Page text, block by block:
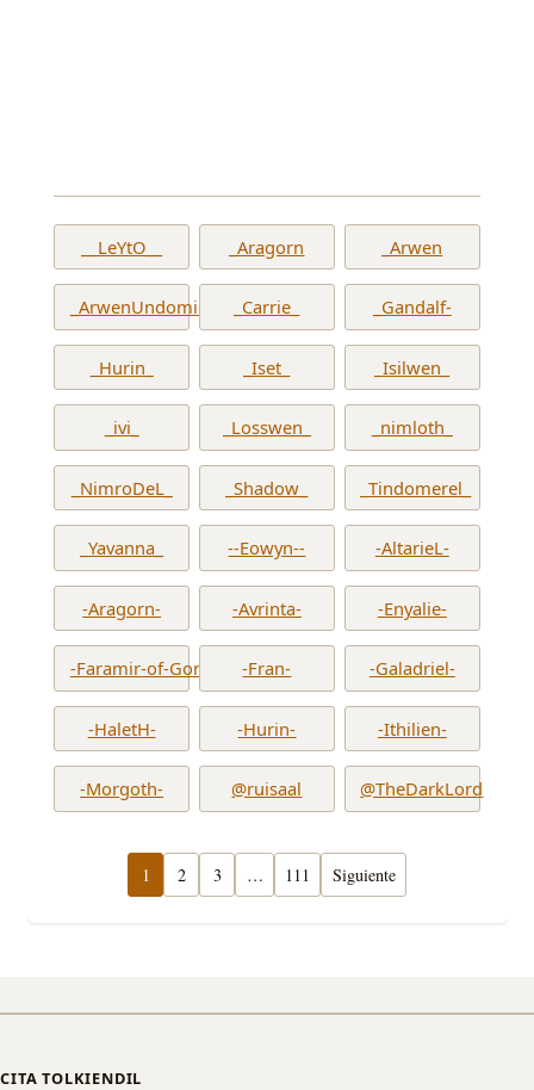
__LeYtO__ _Aragorn _Arwen
_ArwenUndomiel_ _Carrie_ _Gandalf-
_Hurin_ _Iset_ _Isilwen_
_ivi_ _Losswen_ _nimloth_
_NimroDeL_ _Shadow_ _Tindomerel_
_Yavanna_ --Eowyn-- -AltarieL-
-Aragorn- -Avrinta- -Enyalie-
-Faramir-of-Gondor- -Fran- -Galadriel-
-HaletH- -Hurin- -Ithilien-
-Morgoth- @ruisaal @TheDarkLord
1 2 3 … 111 Siguiente
CITA TOLKIENDIL